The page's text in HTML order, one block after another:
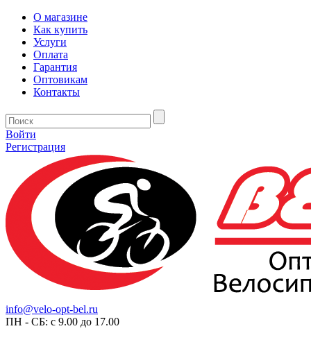
О магазине
Как купить
Услуги
Оплата
Гарантия
Оптовикам
Контакты
Войти
Регистрация
info@velo-opt-bel.ru
ПН - СБ: с 9.00 до 17.00